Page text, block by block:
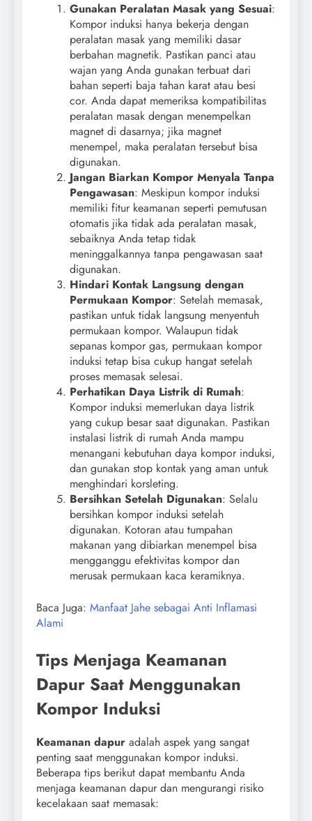
Gunakan Peralatan Masak yang Sesuai:
Kompor induksi hanya bekerja dengan
peralatan masak yang memiliki dasar
berbahan magnetik. Pastikan panci atau
wajan yang Anda gunakan terbuat dari
bahan seperti baja tahan karat atau besi
cor. Anda dapat memeriksa kompatibilitas
peralatan masak dengan menempelkan
magnet di dasarnya; jika magnet
menempel, maka peralatan tersebut bisa
digunakan.
Jangan Biarkan Kompor Menyala Tanpa
Pengawasan: Meskipun kompor induksi
memiliki fitur keamanan seperti pemutusan
otomatis jika tidak ada peralatan masak,
sebaiknya Anda tetap tidak
meninggalkannya tanpa pengawasan saat
digunakan.
Hindari Kontak Langsung dengan
Permukaan Kompor: Setelah memasak,
pastikan untuk tidak langsung menyentuh
permukaan kompor. Walaupun tidak
sepanas kompor gas, permukaan kompor
induksi tetap bisa cukup hangat setelah
proses memasak selesai.
Perhatikan Daya Listrik di Rumah:
Kompor induksi memerlukan daya listrik
yang cukup besar saat digunakan. Pastikan
instalasi listrik di rumah Anda mampu
menangani kebutuhan daya kompor induksi,
dan gunakan stop kontak yang aman untuk
menghindari korsleting.
Bersihkan Setelah Digunakan: Selalu
bersihkan kompor induksi setelah
digunakan. Kotoran atau tumpahan
makanan yang dibiarkan menempel bisa
mengganggu efektivitas kompor dan
merusak permukaan kaca keramiknya.
Baca Juga: Manfaat Jahe sebagai Anti Inflamasi
Alami
Tips Menjaga Keamanan
Dapur Saat Menggunakan
Kompor Induksi
Keamanan dapur adalah aspek yang sangat
penting saat menggunakan kompor induksi.
Beberapa tips berikut dapat membantu Anda
menjaga keamanan dapur dan mengurangi risiko
kecelakaan saat memasak: